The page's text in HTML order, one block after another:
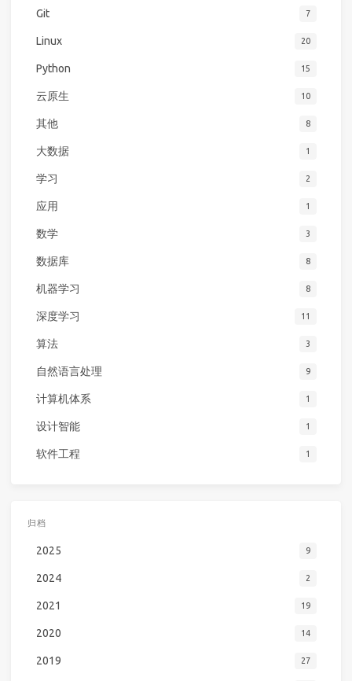
Git 7
Linux 20
Python 15
云原生 10
其他 8
大数据 1
学习 2
应用 1
数学 3
数据库 8
机器学习 8
深度学习 11
算法 3
自然语言处理 9
计算机体系 1
设计智能 1
软件工程 1
归档
2025 9
2024 2
2021 19
2020 14
2019 27